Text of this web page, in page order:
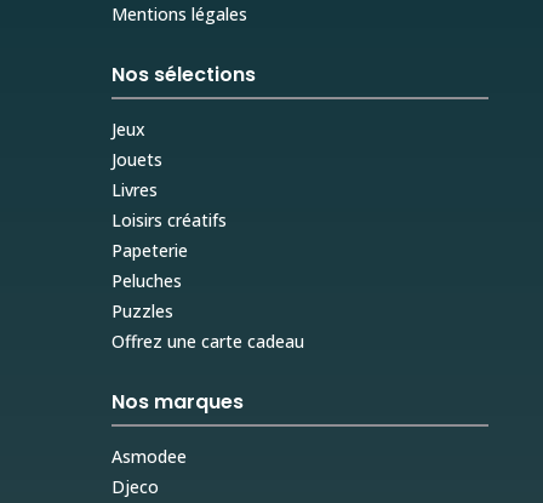
Mentions légales
Nos sélections
Jeux
Jouets
Livres
Loisirs créatifs
Papeterie
Peluches
Puzzles
Offrez une carte cadeau
Nos marques
Asmodee
Djeco